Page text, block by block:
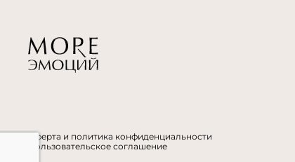
Оферта и политика конфиденциальности
Пользовательское соглашение